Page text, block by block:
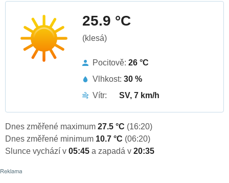
25.9 °C
(klesá)
Pocitově: 26 °C
Vlhkost: 30 %
Vítr:
SV, 7 km/h
Dnes změřené maximum 27.5 °C (16:20)
Dnes změřené minimum 10.7 °C (06:20)
Slunce vychází v 05:45 a zapadá v 20:35